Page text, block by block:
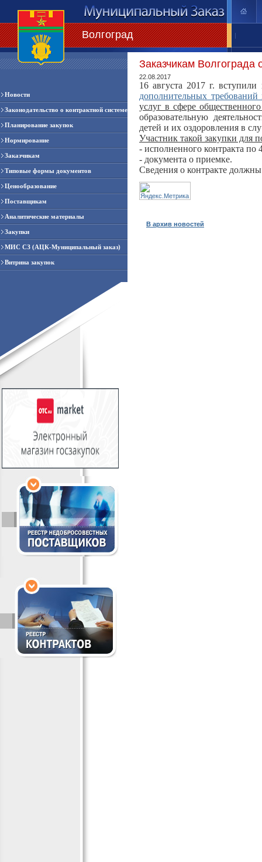
Волгоград |
Новости
Законодательство о контрактной системе
Планирование закупок
Нормирование
Заказчикам
Типовые формы документов
Ценообразование
Поставщикам
Аналитические материалы
Закупки
МИС СЗ (АЦК-Муниципальный заказ)
Витрина закупок
Заказчикам Волгограда
22.08.2017
16 августа 2017 г.
дополнительных
услуг в сфере
образовательную
детей и их оздоровления в
Участник такой закупки для
- исполненного контракта
- документа о приемке.
Сведения о контракте
В архив новостей